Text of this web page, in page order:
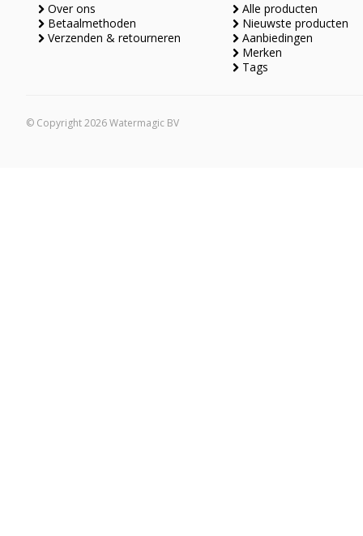
Over ons
Betaalmethoden
Verzenden & retourneren
Alle producten
Nieuwste producten
Aanbiedingen
Merken
Tags
© Copyright 2026 Watermagic BV